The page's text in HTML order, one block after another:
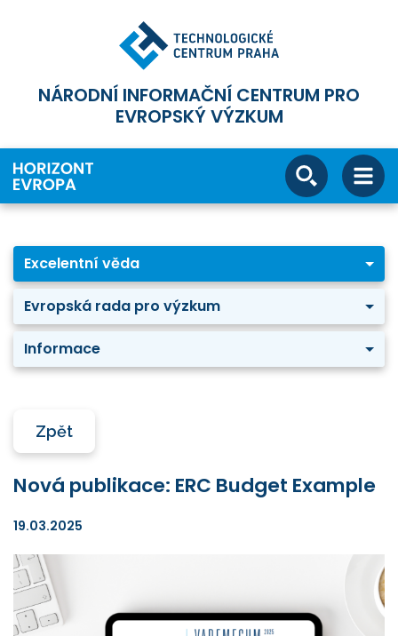
NÁRODNÍ INFORMAČNÍ CENTRUM PRO
EVROPSKÝ VÝZKUM
Excelentní věda
Evropská rada pro výzkum
Informace
Zpět
Nová publikace: ERC Budget Example
19.03.2025